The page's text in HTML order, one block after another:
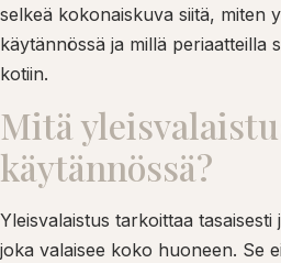
selkeä kokonaiskuva siitä, miten
käytännössä ja millä periaatteilla
kotiin.
Mitä
käytännössä?
Yleisvalaistus tarkoittaa
joka valaisee koko huoneen. Se